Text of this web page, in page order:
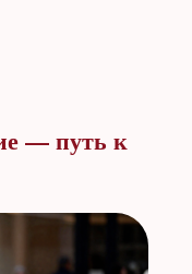
— путь к